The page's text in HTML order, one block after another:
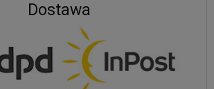
Dostawa